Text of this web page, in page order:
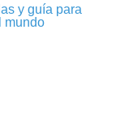
y guía para
mundo